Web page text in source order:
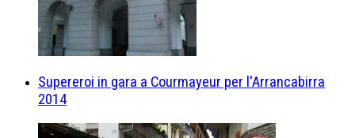
Supereroi in gara a Courmayeur per l'Arrancabirra
2014